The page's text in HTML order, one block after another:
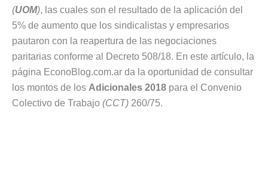
(UOM), las cuales son el resultado de la aplicación del
5% de aumento que los sindicalistas y empresarios
pautaron con la reapertura de las negociaciones
paritarias conforme al Decreto 508/18. En este artículo, la
página EconoBlog.com.ar da la oportunidad de consultar
los montos de los Adicionales 2018 para el Convenio
Colectivo de Trabajo (CCT) 260/75.